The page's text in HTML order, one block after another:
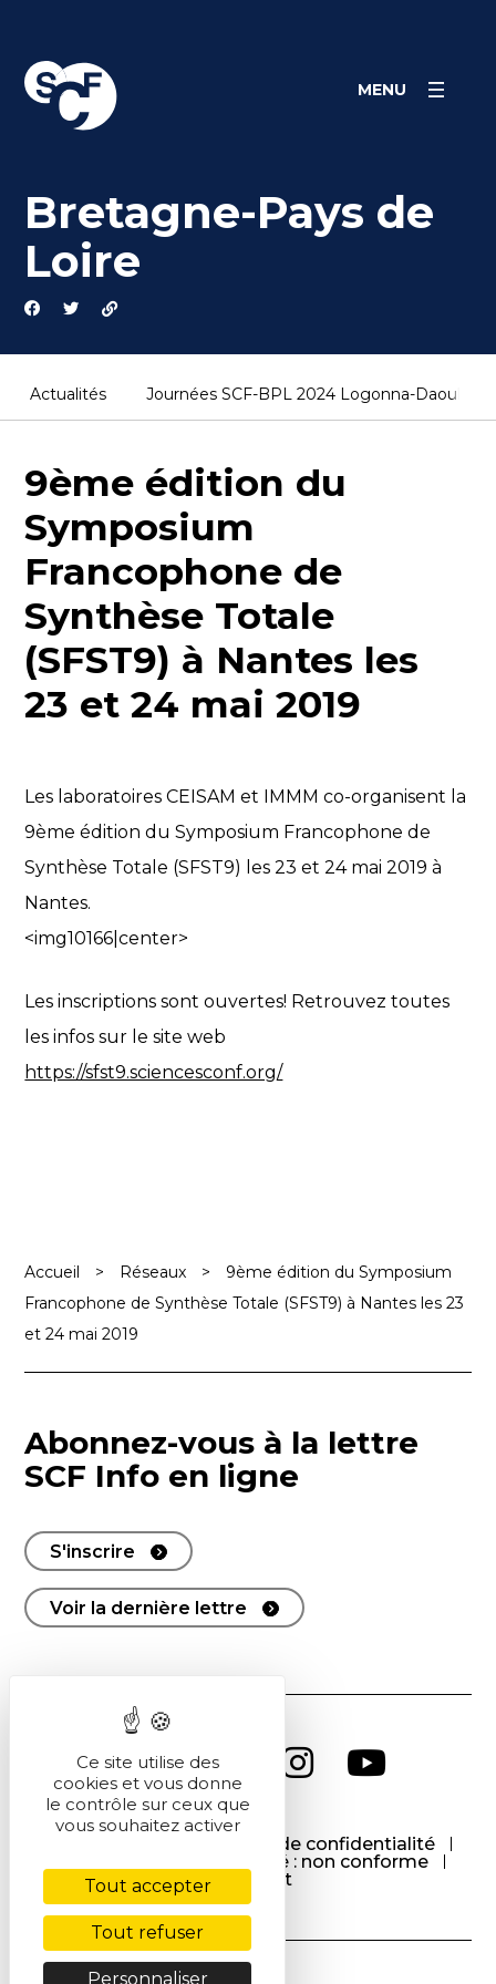
content
MENU
Bretagne-Pays de
Loire
Actualités Journées SCF-BPL 2024 Logonna-Daoulas
9ème édition du
Symposium
Francophone de
Synthèse Totale
(SFST9) à Nantes les
23 et 24 mai 2019
Les laboratoires CEISAM et IMMM co-organisent la
9ème édition du Symposium Francophone de
Synthèse Totale (SFST9) les 23 et 24 mai 2019 à
Nantes.
<img10166|center>
Les inscriptions sont ouvertes! Retrouvez toutes
les infos sur le site web
https://sfst9.sciencesconf.org/
Accueil > Réseaux >
9ème édition du Symposium
Francophone de Synthèse Totale (SFST9) à Nantes les 23
et 24 mai 2019
Abonnez-vous à la lettre
SCF Info en ligne
S'inscrire
Voir la dernière lettre
Politique de confidentialité
Accessibilité : non conforme
Contact
Ce site utilise des
cookies et vous donne
le contrôle sur ceux que
vous souhaitez activer
Tout accepter
Tout refuser
Personnaliser